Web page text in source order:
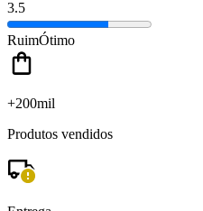
3.5
RuimÓtimo
+200mil
Produtos vendidos